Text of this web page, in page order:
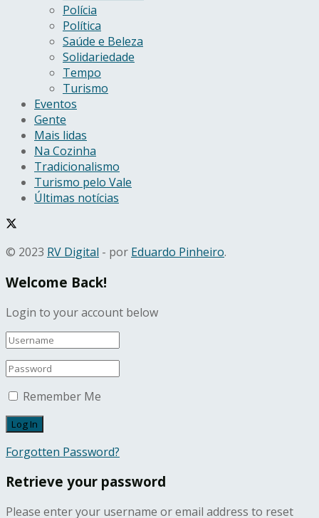
Polícia
Política
Saúde e Beleza
Solidariedade
Tempo
Turismo
Eventos
Gente
Mais lidas
Na Cozinha
Tradicionalismo
Turismo pelo Vale
Últimas notícias
© 2023 RV Digital - por Eduardo Pinheiro.
Welcome Back!
Login to your account below
Remember Me
Forgotten Password?
Retrieve your password
Please enter your username or email address to reset